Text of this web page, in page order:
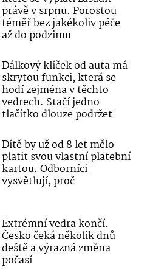
právě v srpnu. Porostou
téměř bez jakékoliv péče
až do podzimu
Dálkový klíček od auta má
skrytou funkci, která se
hodí zejména v těchto
vedrech. Stačí jedno
tlačítko dlouze podržet
Dítě by už od 8 let mělo
platit svou vlastní platební
kartou. Odborníci
vysvětlují, proč
Extrémní vedra končí.
Česko čeká několik dnů
deště a výrazná změna
počasí